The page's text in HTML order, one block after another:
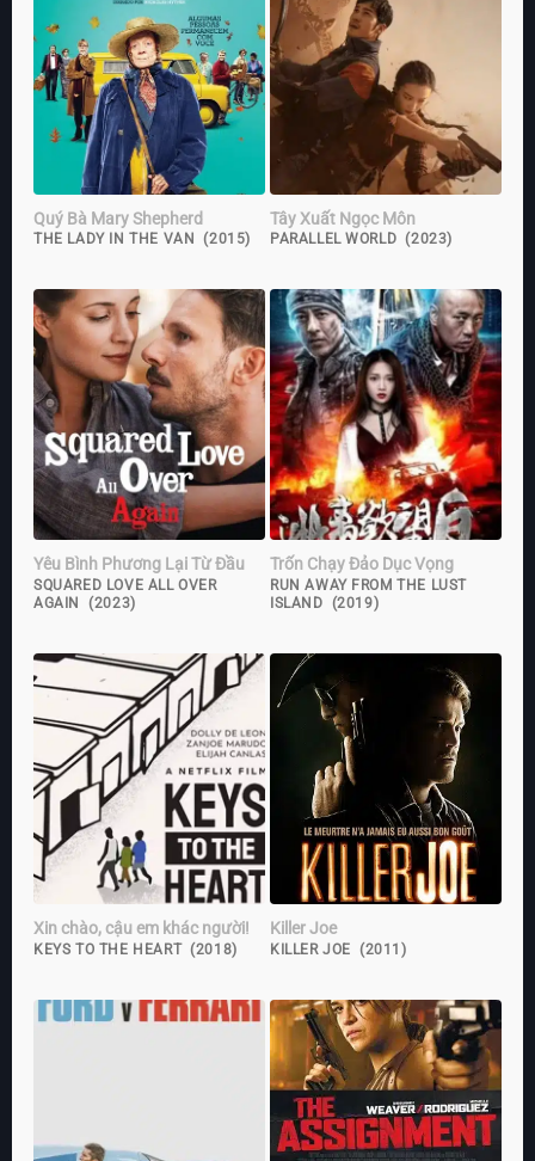
Quý Bà Mary Shepherd
THE LADY IN THE VAN (2015)
Tây Xuất Ngọc Môn
PARALLEL WORLD (2023)
Yêu Bình Phương Lại Từ Đầu
SQUARED LOVE ALL OVER
AGAIN (2023)
Trốn Chạy Đảo Dục Vọng
RUN AWAY FROM THE LUST
ISLAND (2019)
Xin chào, cậu em khác người!
KEYS TO THE HEART (2018)
Killer Joe
KILLER JOE (2011)